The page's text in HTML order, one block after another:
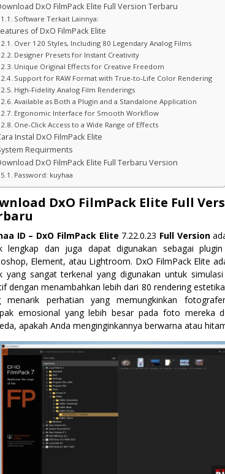
DxO FilmPack Elite Full Version Terbaru
Software Terkait Lainnya:
of DxO FilmPack Elite
Over 120 Styles, Including 80 Legendary Analog Films
Designer Presets for Instant Creativity
Unique Original Effects for Creative Freedom
Support for RAW Format with True-to-Life Color Rendering
High-Fidelity Analog Film Renderings
Available as Both a Plugin and a Standalone Application
Ergonomic Interface for Smooth Workflow
One-Click Access to a Wide Range of Effects
Instal DxO FilmPack Elite
Requirments
DxO FilmPack Elite Full Terbaru Version
Password: kuyhaa
DxO FilmPack Elite Full
ID – DxO FilmPack Elite 7.22.0.23 Full Version
lengkap dan juga dapat digunakan sebagai
Element, atau Lightroom. DxO FilmPack Elite
yang sangat terkenal yang digunakan untuk
dengan menambahkan lebih dari 80 rendering
menarik perhatian yang memungkinkan
emosional yang lebih besar pada foto mereka
apakah Anda menginginkannya berwarna atau